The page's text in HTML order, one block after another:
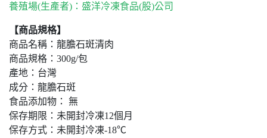
養殖場(生產者)：盛洋冷凍食品(股)公司
【商品規格】
商品名稱：龍膽石斑清肉
商品規格：300g/包
產地：台灣
成分：龍膽石斑
食品添加物： 無
保存期限：未開封冷凍12個月
保存方式：未開封冷凍-18℃